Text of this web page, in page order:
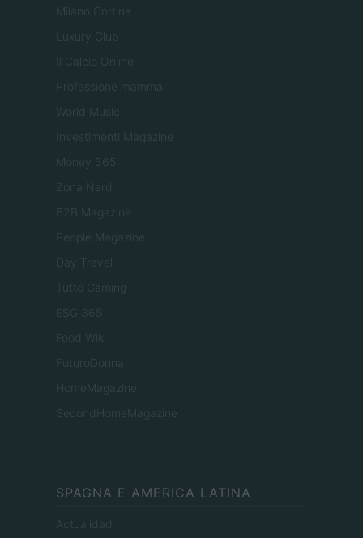
Milano Cortina
Luxury Club
Il Calcio Online
Professione mamma
World Music
Investimenti Magazine
Money 365
Zona Nerd
B2B Magazine
People Magazine
Day Travel
Tutto Gaming
ESG 365
Food Wiki
FuturoDonna
HomeMagazine
SecondHomeMagazine
SPAGNA E AMERICA LATINA
Actualidad